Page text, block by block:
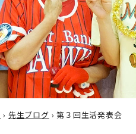
› 先生ブログ ›第３回生活発表会